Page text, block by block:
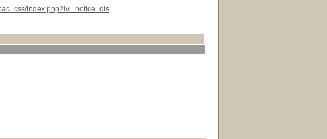
index.php?lvl=notice_dis